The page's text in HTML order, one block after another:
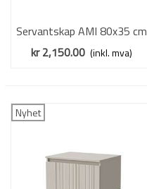
Servantskap AMI 80x35 cm
- cashmere - 1 skuff
kr 2,150.00 (inkl. mva)
Nyhet